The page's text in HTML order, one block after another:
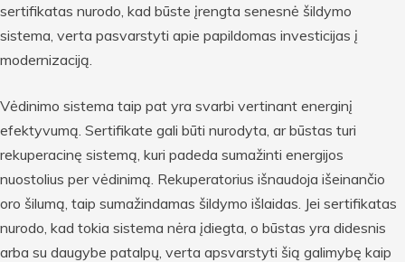
sertifikatas nurodo, kad būste įrengta senesnė šildymo
sistema, verta pasvarstyti apie papildomas investicijas į
modernizaciją.
Vėdinimo sistema taip pat yra svarbi vertinant energinį
efektyvumą. Sertifikate gali būti nurodyta, ar būstas turi
rekuperacinę sistemą, kuri padeda sumažinti energijos
nuostolius per vėdinimą. Rekuperatorius išnaudoja išeinančio
oro šilumą, taip sumažindamas šildymo išlaidas. Jei sertifikatas
nurodo, kad tokia sistema nėra įdiegta, o būstas yra didesnis
arba su daugybe patalpų, verta apsvarstyti šią galimybę kaip